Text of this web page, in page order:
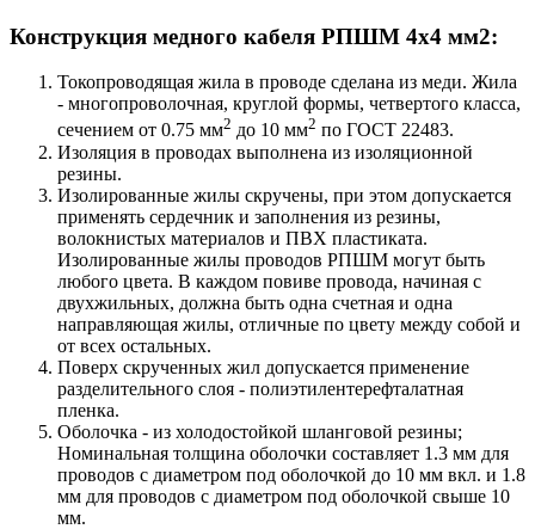
Конструкция медного кабеля РПШМ 4х4 мм2:
Токопроводящая жила в проводе сделана из меди. Жила
- многопроволочная, круглой формы, четвертого класса,
сечением от 0.75 мм2 до 10 мм2 по ГОСТ 22483.
Изоляция в проводах выполнена из изоляционной
резины.
Изолированные жилы скручены, при этом допускается
применять сердечник и заполнения из резины,
волокнистых материалов и ПВХ пластиката.
Изолированные жилы проводов РПШМ могут быть
любого цвета. В каждом повиве провода, начиная с
двухжильных, должна быть одна счетная и одна
направляющая жилы, отличные по цвету между собой и
от всех остальных.
Поверх скрученных жил допускается применение
разделительного слоя - полиэтилентерефталатная
пленка.
Оболочка - из холодостойкой шланговой резины;
Номинальная толщина оболочки составляет 1.3 мм для
проводов с диаметром под оболочкой до 10 мм вкл. и 1.8
мм для проводов с диаметром под оболочкой свыше 10
мм.